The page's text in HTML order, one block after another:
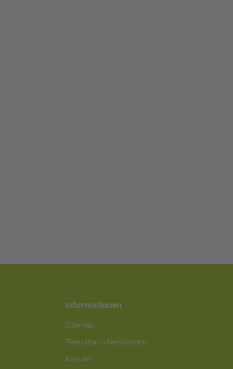
Informationen
Sitemap
Teecultur in Neckarsulm
Kontakt